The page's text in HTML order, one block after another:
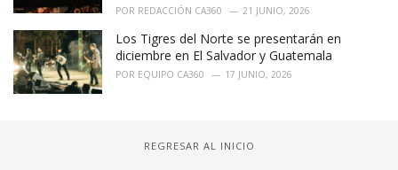
POR REDACCIÓN CA360 21 JUNIO, 2026
Los Tigres del Norte se presentarán en
diciembre en El Salvador y Guatemala
POR EQUIPO CA360 17 JUNIO, 2026
REGRESAR AL INICIO